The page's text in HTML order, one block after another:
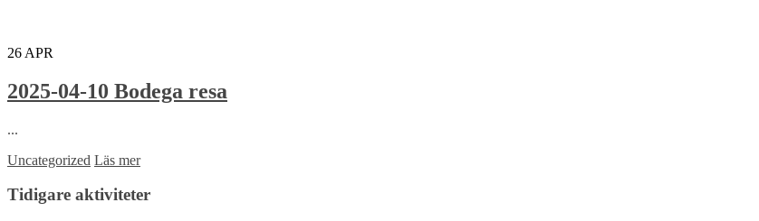
26 APR
2025-04-10 Bodega resa
...
Uncategorized Läs mer
Tidigare aktiviteter